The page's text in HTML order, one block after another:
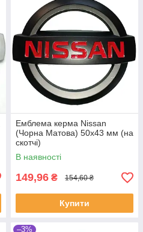
Емблема керма Nissan
(Чорна Матова) 50х43 мм (на
скотчі)
В наявності
149,96 ₴ 154,60 ₴
Купити
–3%